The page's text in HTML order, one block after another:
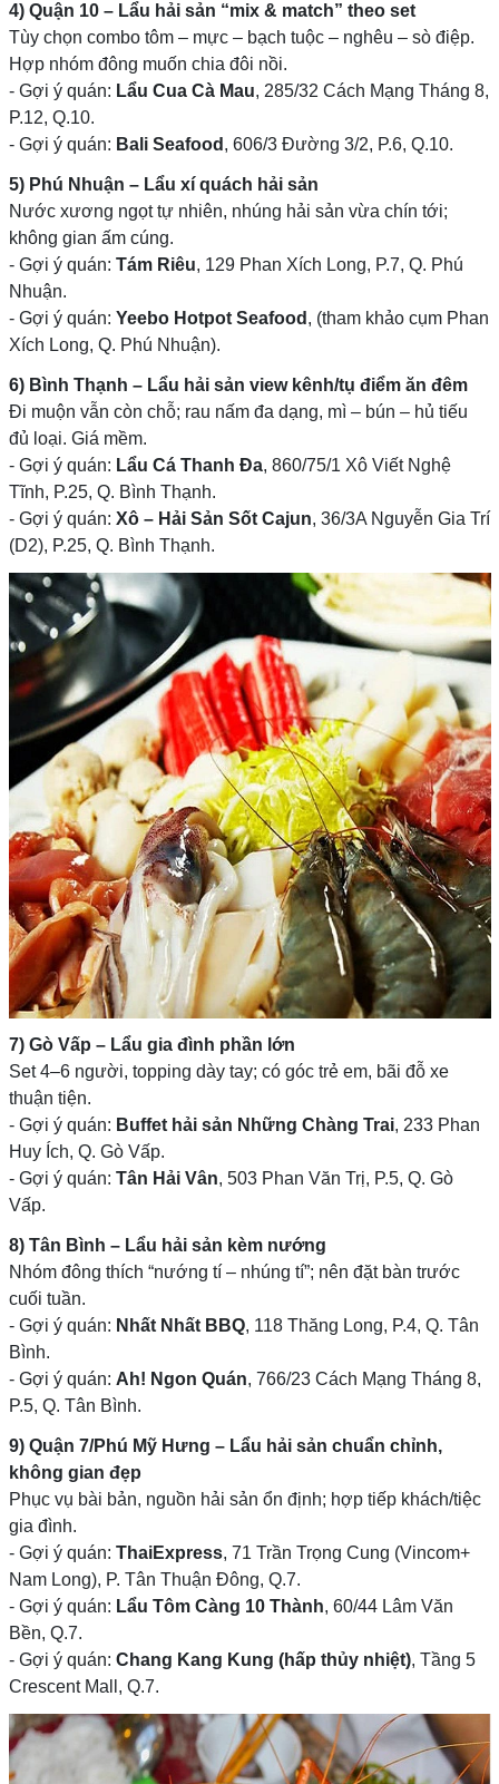
4) Quận 10 – Lẩu hải sản “mix & match” theo set
Tùy chọn combo tôm – mực – bạch tuộc – nghêu – sò điệp.
Hợp nhóm đông muốn chia đôi nồi.
- Gợi ý quán: Lẩu Cua Cà Mau, 285/32 Cách Mạng Tháng 8,
P.12, Q.10.
- Gợi ý quán: Bali Seafood , 606/3 Đường 3/2, P.6, Q.10.
5) Phú Nhuận – Lẩu xí quách hải sản
Nước xương ngọt tự nhiên, nhúng hải sản vừa chín tới;
không gian ấm cúng.
- Gợi ý quán: Tám Riêu, 129 Phan Xích Long, P.7, Q. Phú
Nhuận.
- Gợi ý quán: Yeebo Hotpot Seafood , (tham khảo cụm Phan
Xích Long, Q. Phú Nhuận).
6) Bình Thạnh – Lẩu hải sản view kênh/tụ điểm ăn đêm
Đi muộn vẫn còn chỗ; rau nấm đa dạng, mì – bún – hủ tiếu
đủ loại. Giá mềm.
- Gợi ý quán: Lẩu Cá Thanh Đa, 860/75/1 Xô Viết Nghệ
Tĩnh, P.25, Q. Bình Thạnh.
- Gợi ý quán: Xô – Hải Sản Sốt Cajun, 36/3A Nguyễn Gia Trí
(D2), P.25, Q. Bình Thạnh.
7) Gò Vấp – Lẩu gia đình phần lớn
Set 4–6 người, topping dày tay; có góc trẻ em, bãi đỗ xe
thuận tiện.
- Gợi ý quán: Buffet hải sản Những Chàng Trai, 233 Phan
Huy Ích, Q. Gò Vấp.
- Gợi ý quán: Tân Hải Vân, 503 Phan Văn Trị, P.5, Q. Gò
Vấp.
8) Tân Bình – Lẩu hải sản kèm nướng
Nhóm đông thích “nướng tí – nhúng tí”; nên đặt bàn trước
cuối tuần.
- Gợi ý quán: Nhất Nhất BBQ, 118 Thăng Long, P.4, Q. Tân
Bình.
- Gợi ý quán: Ah! Ngon Quán, 766/23 Cách Mạng Tháng 8,
P.5, Q. Tân Bình.
9) Quận 7/Phú Mỹ Hưng – Lẩu hải sản chuẩn chỉnh,
không gian đẹp
Phục vụ bài bản, nguồn hải sản ổn định; hợp tiếp khách/tiệc
gia đình.
- Gợi ý quán: ThaiExpress, 71 Trần Trọng Cung (Vincom+
Nam Long), P. Tân Thuận Đông, Q.7.
- Gợi ý quán: Lẩu Tôm Càng 10 Thành, 60/44 Lâm Văn
Bền, Q.7.
- Gợi ý quán: Chang Kang Kung (hấp thủy nhiệt), Tầng 5
Crescent Mall, Q.7.